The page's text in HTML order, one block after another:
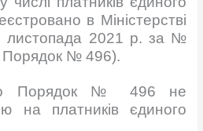
в Міністерстві
листопада 2021 р. за №
Порядок № 496).
Порядок № 496 не
на платників єдиного